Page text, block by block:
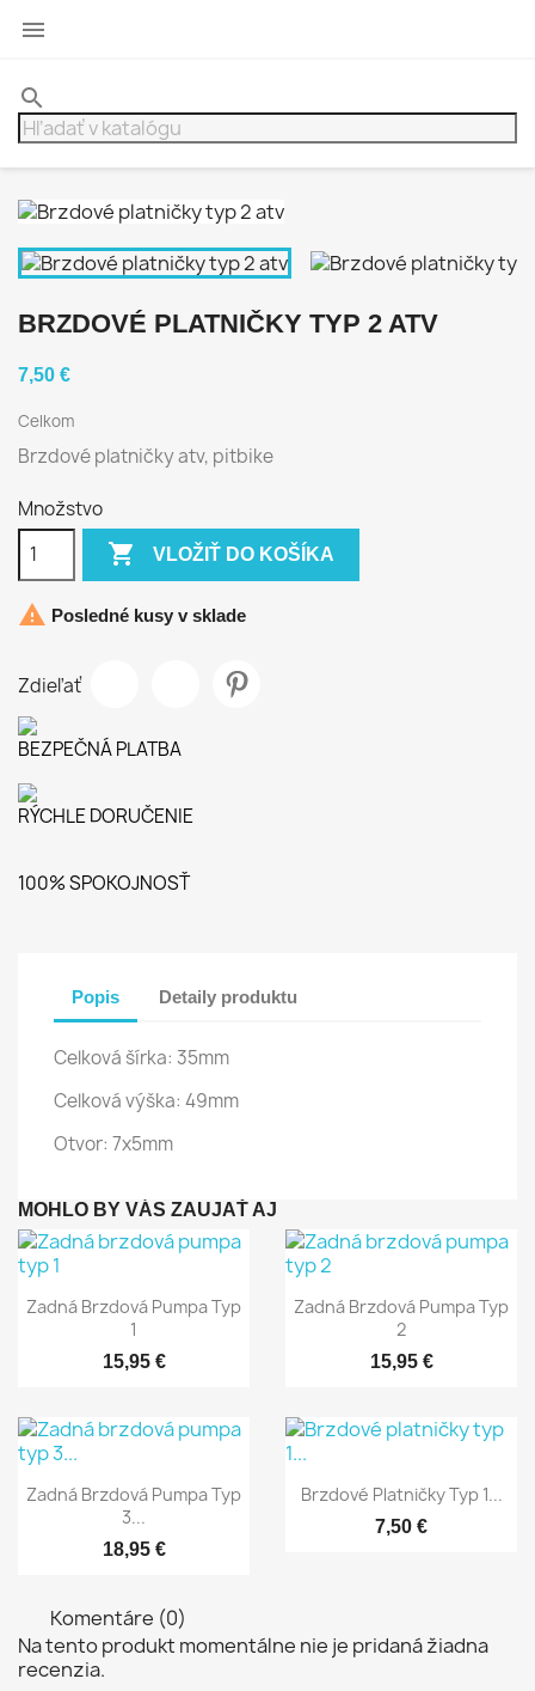

search
BRZDOVÉ PLATNIČKY TYP 2 ATV
7,50 €
Celkom
Brzdové platničky atv, pitbike
Množstvo
 VLOŽIŤ DO KOŠÍKA
 Posledné kusy v sklade
Zdieľať
BEZPEČNÁ PLATBA
RÝCHLE DORUČENIE
100% SPOKOJNOSŤ
Popis Detaily produktu
Celková šírka: 35mm
Celková výška: 49mm
Otvor: 7x5mm
MOHLO BY VÁS ZAUJAŤ AJ
Rýchly náhľad
Zadná Brzdová Pumpa Typ
1
15,95 €
Rýchly náhľad
Zadná Brzdová Pumpa Typ
2
15,95 €
Rýchly náhľad
Zadná Brzdová Pumpa Typ
3...
18,95 €
Rýchly náhľad
Brzdové Platničky Typ 1...
7,50 €
Komentáre (0)
Na tento produkt momentálne nie je pridaná žiadna
recenzia.